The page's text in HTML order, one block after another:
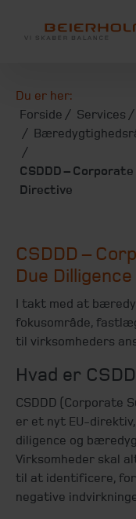
Du er her:
Forside
Services
CSDDD –
Directive
CSDDD –
Due
I takt med at
fokusområde,
til virksomheders
Hvad er
CSDDD (Corporate
er et nyt EU-
diligence og
Virksomheder skal
til at identificere,
negative